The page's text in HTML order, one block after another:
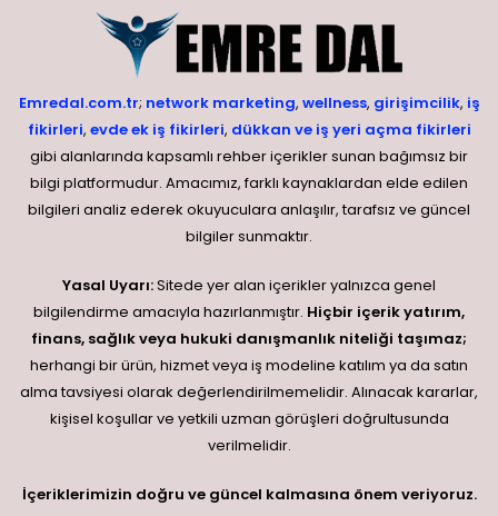
Emredal.com.tr; network marketing, wellness, girişimcilik, iş
fikirleri, evde ek iş fikirleri, dükkan ve iş yeri açma fikirleri
gibi alanlarında kapsamlı rehber içerikler sunan bağımsız bir
bilgi platformudur. Amacımız, farklı kaynaklardan elde edilen
bilgileri analiz ederek okuyuculara anlaşılır, tarafsız ve güncel
bilgiler sunmaktır.
Yasal Uyarı:Sitede yer alan içerikler yalnızca genel
bilgilendirme amacıyla hazırlanmıştır. Hiçbir içerik yatırım,
finans, sağlık veya hukuki danışmanlık niteliği taşımaz;
herhangi bir ürün, hizmet veya iş modeline katılım ya da satın
alma tavsiyesi olarak değerlendirilmemelidir. Alınacak kararlar,
kişisel koşullar ve yetkili uzman görüşleri doğrultusunda
verilmelidir.
İçeriklerimizin doğru ve güncel kalmasına önem veriyoruz.